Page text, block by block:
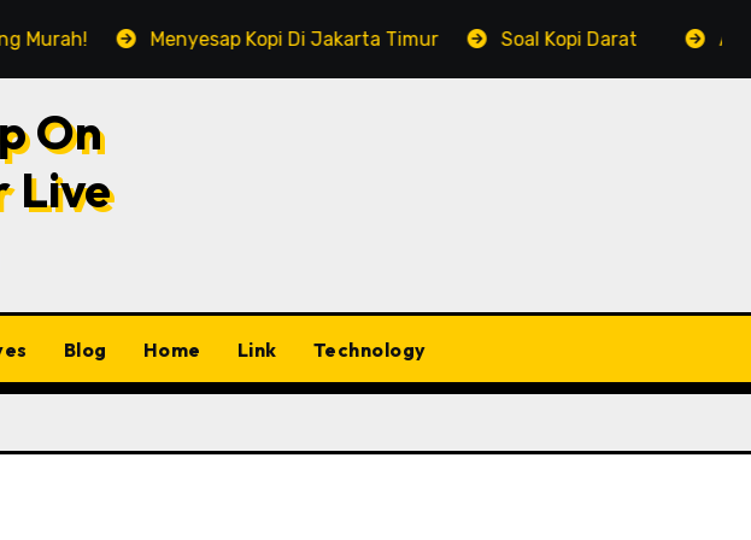
Menyesap Kopi Di Jakarta Timur Soal Kopi Darat A Holiday, A
On
Live
Blog Home Link Technology